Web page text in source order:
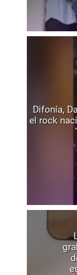
Difonía,
el rock